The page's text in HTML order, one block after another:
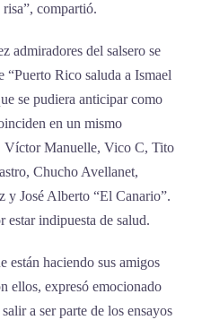
compartió.
admiradores del salsero se
“Puerto Rico saluda a Ismael
se pudiera anticipar como
en un mismo
Víctor Manuelle, Vico C, Tito
Chucho Avellanet,
José Alberto “El Canario”.
estar indipuesta de salud.
están haciendo sus amigos
ellos, expresó emocionado
a ser parte de los ensayos